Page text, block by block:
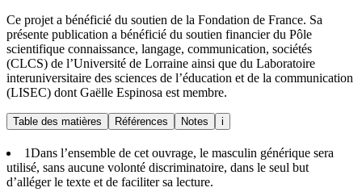
Ce projet a bénéficié du soutien de la Fondation de France. Sa
présente publication a bénéficié du soutien financier du Pôle
scientifique connaissance, langage, communication, sociétés
(CLCS) de l’Université de Lorraine ainsi que du Laboratoire
interuniversitaire des sciences de l’éducation et de la communication
(LISEC) dont Gaëlle Espinosa est membre.
Table des matières Références Notes i
1Dans l’ensemble de cet ouvrage, le masculin générique sera
utilisé, sans aucune volonté discriminatoire, dans le seul but
d’alléger le texte et de faciliter sa lecture.